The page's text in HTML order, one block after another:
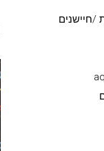
/חיישנים